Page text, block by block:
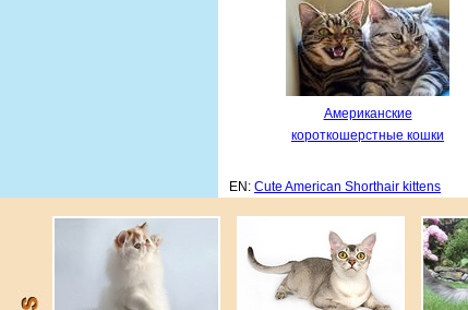
Американские
короткошерстные кошки
EN: Cute American Shorthair kittens